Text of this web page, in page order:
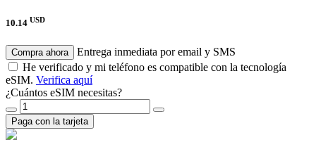
10.14 USD
Compra ahora
Entrega inmediata por email y SMS
He verificado y mi teléfono es compatible con la tecnología
eSIM. Verifica aquí
¿Cuántos eSIM necesitas?
Paga con la tarjeta